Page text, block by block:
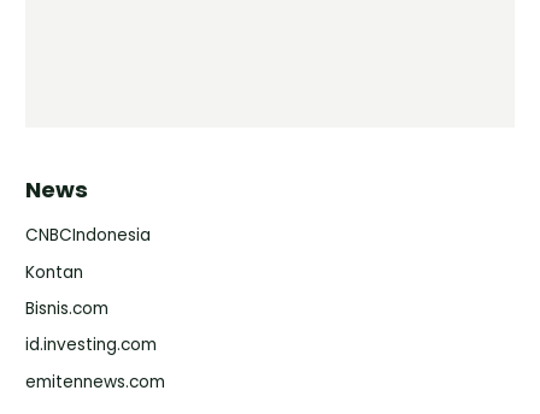
News
CNBCIndonesia
Kontan
Bisnis.com
id.investing.com
emitennews.com